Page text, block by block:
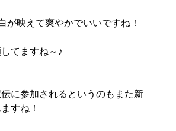
が映えて爽やかでいいですね！
てますね～♪
に参加されるというのもまた新
すね！